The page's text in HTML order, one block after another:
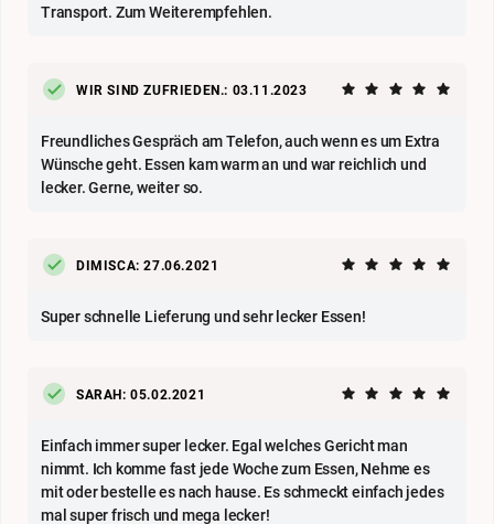
Transport. Zum Weiterempfehlen.
WIR SIND ZUFRIEDEN.: 03.11.2023
Freundliches Gespräch am Telefon, auch wenn es um Extra
Wünsche geht. Essen kam warm an und war reichlich und
lecker. Gerne, weiter so.
DIMISCA: 27.06.2021
Super schnelle Lieferung und sehr lecker Essen!
SARAH: 05.02.2021
Einfach immer super lecker. Egal welches Gericht man
nimmt. Ich komme fast jede Woche zum Essen, Nehme es
mit oder bestelle es nach hause. Es schmeckt einfach jedes
mal super frisch und mega lecker!